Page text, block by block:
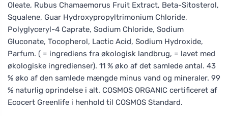
Oleate, Rubus Chamaemorus Fruit Extract, Beta-Sitosterol,
Squalene, Guar Hydroxypropyltrimonium Chloride,
Polyglyceryl-4 Caprate, Sodium Chloride, Sodium
Gluconate, Tocopherol, Lactic Acid, Sodium Hydroxide,
Parfum. ( = ingrediens fra økologisk landbrug, = lavet med
økologiske ingredienser). 11 % øko af det samlede antal. 43
% øko af den samlede mængde minus vand og mineraler. 99
% naturlig oprindelse i alt. COSMOS ORGANIC certificeret af
Ecocert Greenlife i henhold til COSMOS Standard.